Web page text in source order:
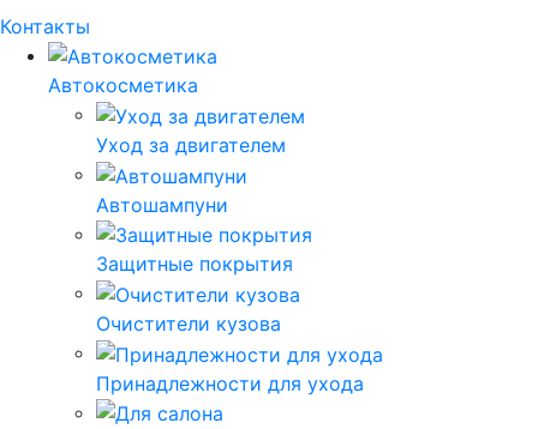
Контакты
Автокосметика
Уход за двигателем
Автошампуни
Защитные покрытия
Очистители кузова
Принадлежности для ухода